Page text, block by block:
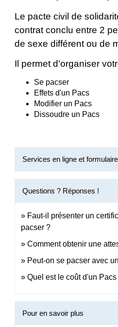
Le pacte civil de
contrat conclu entre 2
de sexe différent ou de
Il permet d'organiser
Se pacser
Effets d'un Pacs
Modifier un Pacs
Dissoudre un Pacs
Services en ligne et
Questions ? Réponses !
Faut-il présenter un
pacser ?
Comment obtenir une
Peut-on se pacser avec
Quel est le coût d'un Pacs
Pour en savoir plus